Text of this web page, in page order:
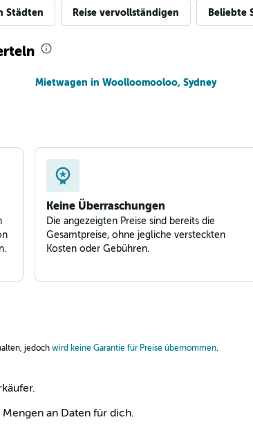
Preise prüfen
Städten Reise vervollständigen Beliebte
Mietwagen in Woolloomooloo, Sydney
Keine Überraschungen
Die angezeigten Preise sind bereits die
Gesamtpreise, ohne jegliche versteckten
Kosten oder Gebühren.
jedoch wird keine Garantie für Preise übernommen.
an Daten für dich.